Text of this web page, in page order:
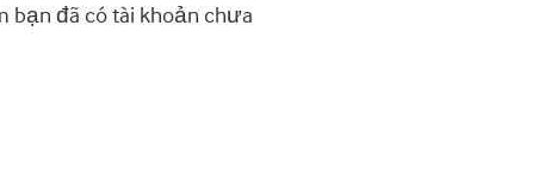
bạn đã có tài khoản chưa